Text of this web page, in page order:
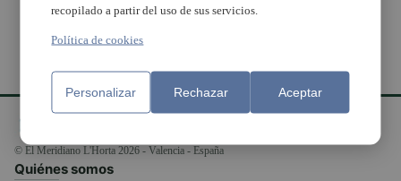
© El Meridiano L'Horta 2026 - Valencia - España
Quiénes somos
recopilado a partir del uso de sus servicios.
Política de cookies
Personalizar Rechazar Aceptar